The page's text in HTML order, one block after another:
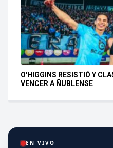
O'HIGGINS RESISTIÓ Y
VENCER A ÑUBLENSE
EN VIVO